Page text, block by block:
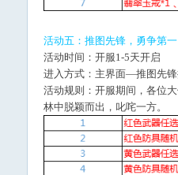
活动五：推图先锋，勇争第一
活动时间：开服1-5天开启
进入方式：主界面—推图先
活动规则：开服期间，各位
林中脱颖而出，叱咤一方。